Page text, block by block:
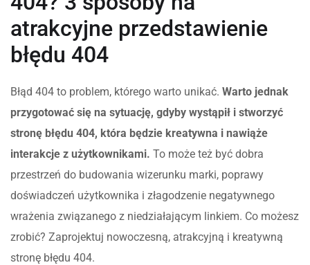
atrakcyjne przedstawienie
błędu 404
Błąd 404 to problem, którego warto unikać. Warto jednak
przygotować się na sytuację, gdyby wystąpił i stworzyć
stronę błędu 404, która będzie kreatywna i nawiąże
interakcje z użytkownikami. To może też być dobra
przestrzeń do budowania wizerunku marki, poprawy
doświadczeń użytkownika i złagodzenie negatywnego
wrażenia związanego z niedziałającym linkiem. Co możesz
zrobić? Zaprojektuj nowoczesną, atrakcyjną i kreatywną
stronę błędu 404.